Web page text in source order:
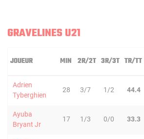
GRAVELINES U21
JOUEUR MIN 2R/2T 3R/3T TR/TT
Adrien
Tyberghien
28 3/7 1/2 44.4
Ayuba
Bryant Jr
17 1/3 0/0 33.3